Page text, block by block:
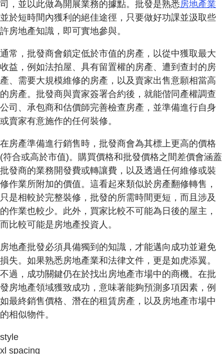
司，並以此做為開展業務的據點。批發是熟悉房地產業
並於短時間內獲利的絕佳途徑，只要做好功課並汲取些
許房地產知識，即可實地參與。
通常，批發商會鎖定低於市值的房產，以從中獲取最大
收益，例如法拍屋、具有留置權的房產、遭到查封的房
產、需要大規模維修的房產，以及賣家出售意願相當高
的房產。批發商與賣家簽署合約後，就能偕同產權調查
公司、承包商和估價師完善檢查房產，並準備進行自身
或賣家有意施作的任何裝修。
在房產準備進行銷售時，批發商會為其標上更高的價格
(符合或高於市值)。購買價格和批發價格之間差價會涵蓋
批發商的業務開發費或轉讓費，以及透過任何維修或裝
修作業所附加的價值。這看起來類似於房產翻修轉售，
只是相較於完整裝修，批發的所需時間更短，而且涉及
的作業也較少。此外，買家比較不可能為日後的屋主，
而比較可能是房地產投資人。
房地產批發必須具備獨到的知識，才能邁向成功並避免
損失。如果熟悉房地產業和法律文件，更是如虎添翼。
不過，成功關鍵仍在於找出房地產市場中的商機。在批
發房地產領域獲致成功，意味著能夠預測多項因素，例
如最終銷售價格、潛在的租賃房產，以及房地產市場中
的相似物件。
style
xl spacing